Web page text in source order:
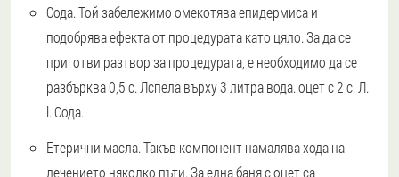
Сода.Той забележимо омекотява епидермиса и
подобрява ефекта от процедурата като цяло. За да се
приготви разтвор за процедурата, е необходимо да се
разбърква 0,5 с. Лспела върху 3 литра вода. оцет с 2 с. Л.
l. Сода.
Етерични масла.Такъв компонент намалява хода на
лечението няколко пъти. За една баня с оцет са